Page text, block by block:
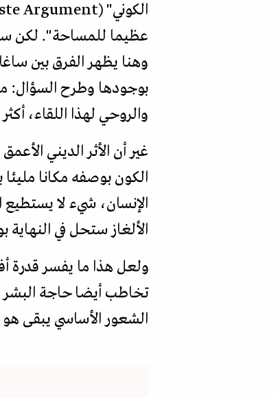
عظيما للمساحة". لكن
وهنا يظهر الفرق بين
بوجودها وطرح السؤال:
والروحي لهذا اللقاء،
غير أن الأثر الديني
الكون بوصفه مكانا
الإنسان، شيء لا
الألغاز ستحل في النهاية
ولعل هذا ما يفسر قدرة
تخاطب أيضا حاجة البشر
الشعور الأساسي يبقى